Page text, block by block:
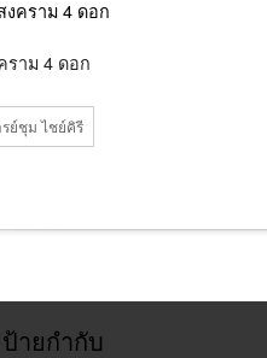
ราม 4 ดอก
ย์ชุม ไชย์คิรี
ป้ายกำกับ